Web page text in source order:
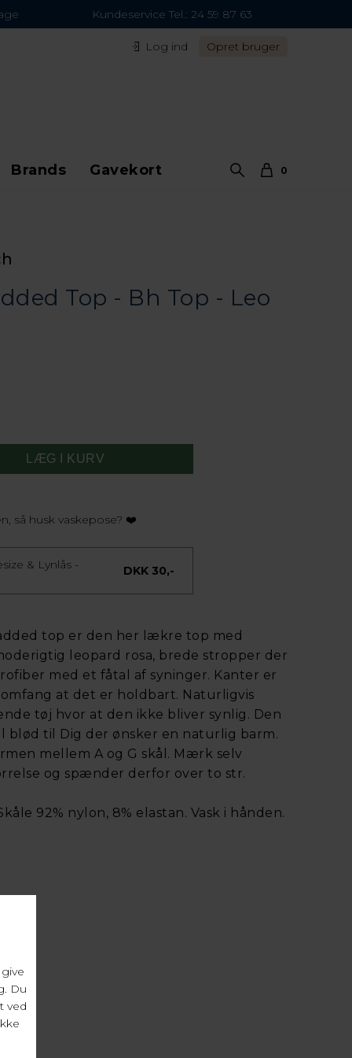
Kundeservice Tel.: 24 59 87 63
Log ind Opret bruger
Brands Gavekort 0
Top - Bh Top - Leo
så husk vaskepose? ❤️
& Lynlås -
DKK 30,-
top er den her lækre top med
leopard rosa, brede stropper der
med et fåtal af syninger. Kanter er
at det er holdbart. Naturligvis
tøj hvor at den ikke bliver synlig. Den
blød til Dig der ønsker en naturlig barm.
mellem A og G skål. Mærk selv
og spænder derfor over to str.
92% nylon, 8% elastan. Vask i hånden.